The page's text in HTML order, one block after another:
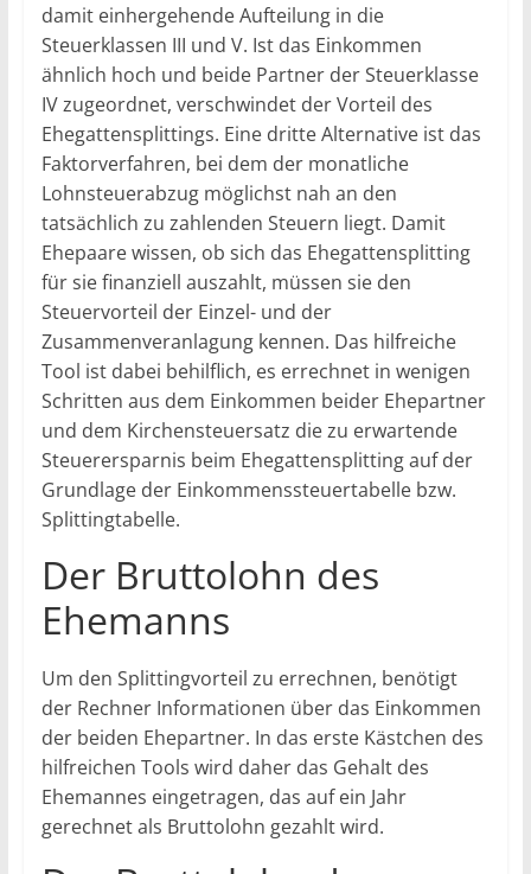
damit einhergehende Aufteilung in die
Steuerklassen III und V. Ist das Einkommen
ähnlich hoch und beide Partner der Steuerklasse
IV zugeordnet, verschwindet der Vorteil des
Ehegattensplittings. Eine dritte Alternative ist das
Faktorverfahren, bei dem der monatliche
Lohnsteuerabzug möglichst nah an den
tatsächlich zu zahlenden Steuern liegt. Damit
Ehepaare wissen, ob sich das Ehegattensplitting
für sie finanziell auszahlt, müssen sie den
Steuervorteil der Einzel- und der
Zusammenveranlagung kennen. Das hilfreiche
Tool ist dabei behilflich, es errechnet in wenigen
Schritten aus dem Einkommen beider Ehepartner
und dem Kirchensteuersatz die zu erwartende
Steuerersparnis beim Ehegattensplitting auf der
Grundlage der Einkommenssteuertabelle bzw.
Splittingtabelle.
Der Bruttolohn des
Ehemanns
Um den Splittingvorteil zu errechnen, benötigt
der Rechner Informationen über das Einkommen
der beiden Ehepartner. In das erste Kästchen des
hilfreichen Tools wird daher das Gehalt des
Ehemannes eingetragen, das auf ein Jahr
gerechnet als Bruttolohn gezahlt wird.